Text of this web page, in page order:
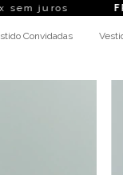
FRETE
Convidadas